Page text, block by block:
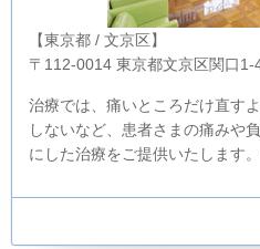
【東京都 / 文京区】
〒112-0014 東京都文京区関口1-
治療では、痛いところだけ直す
しないなど、患者さまの痛みや
にした治療をご提供いたします